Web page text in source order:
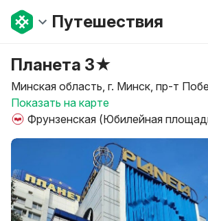
Путешествия
Планета 3★
Минская область, г. Минск, пр-т
Показать на карте
Фрунзенская (Юбилейная